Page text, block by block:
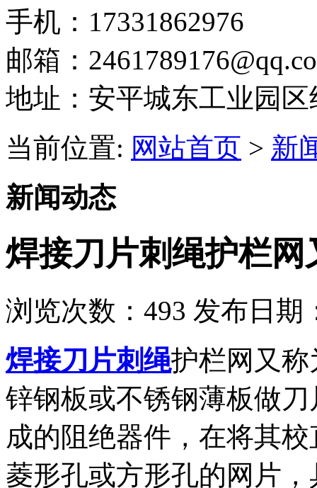
手机：17331862976
邮箱：
地址：安平城东工业园区
当前位置: 网站首页 > 新
新闻动态
焊接刀片刺绳护栏
浏览次数： 493 发布日期
焊接刀片刺绳护栏网又称
锌钢板或不锈钢薄板做
成的阻绝器件，在将其
菱形孔或方形孔的网片